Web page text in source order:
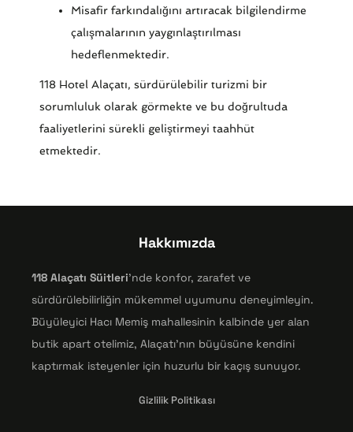
Misafir farkındalığını artıracak bilgilendirme
çalışmalarının yaygınlaştırılması
hedeflenmektedir.
118 Hotel Alaçatı, sürdürülebilir turizmi bir
sorumluluk olarak görmekte ve bu doğrultuda
faaliyetlerini sürekli geliştirmeyi taahhüt
etmektedir.
Hakkımızda
118 Alaçatı Süitleri'nde konfor, zarafet ve
sürdürülebilirliğin mükemmel uyumunu deneyimleyin.
Büyüleyici Hacı Memiş mahallesinin kalbinde yer alan
butik apart otelimiz, Alaçatı'nın büyüsüne kendini
kaptırmak isteyenler için huzurlu bir kaçış sunuyor.
Gizlilik Politikası